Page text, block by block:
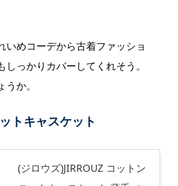
いめコーデから古着ファッショ
っかりカバーしてくれそう。
か。
トキャスケット
(ジロウズ)JIRROUZ コットン